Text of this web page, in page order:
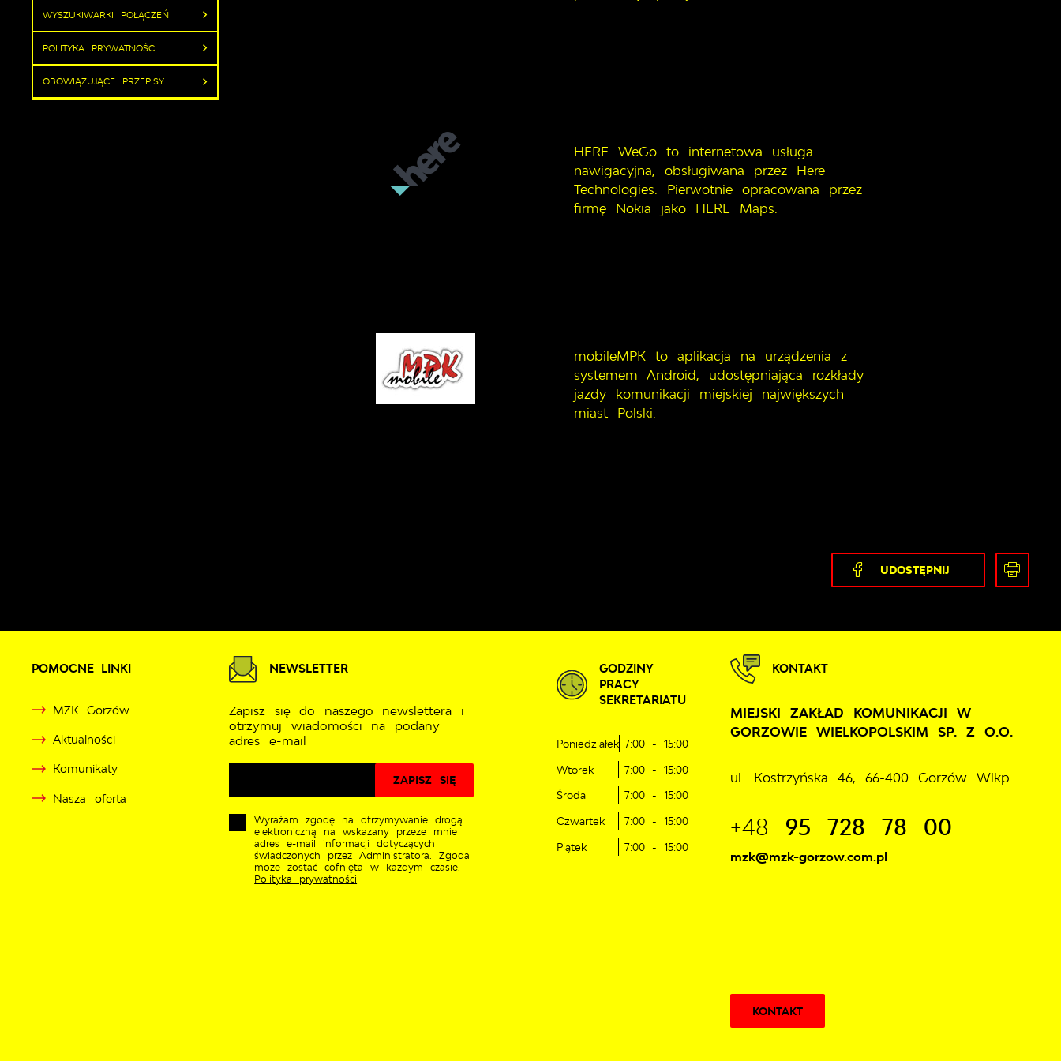
WYSZUKIWARKI POŁĄCZEŃ
POLITYKA PRYWATNOŚCI
OBOWIĄZUJĄCE PRZEPISY
HERE WeGo to internetowa usługa
nawigacyjna, obsługiwana przez Here
Technologies. Pierwotnie opracowana przez
firmę Nokia jako HERE Maps.
mobileMPK to aplikacja na urządzenia z
systemem Android, udostępniająca rozkłady
jazdy komunikacji miejskiej największych
miast Polski.
UDOSTĘPNIJ
POMOCNE LINKI
MZK Gorzów
Aktualności
Komunikaty
Nasza oferta
NEWSLETTER
Zapisz się do naszego newslettera i
otrzymuj wiadomości na podany
adres e-mail
Wyrażam zgodę na otrzymywanie drogą
elektroniczną na wskazany przeze mnie
adres e-mail informacji dotyczących
świadczonych przez Administratora. Zgoda
może zostać cofnięta w każdym czasie.
Polityka prywatności
GODZINY
PRACY
SEKRETARIATU
Poniedziałek 7:00 - 15:00
Wtorek 7:00 - 15:00
Środa 7:00 - 15:00
Czwartek 7:00 - 15:00
Piątek 7:00 - 15:00
KONTAKT
MIEJSKI ZAKŁAD KOMUNIKACJI W
GORZOWIE WIELKOPOLSKIM SP. Z O.O.
ul. Kostrzyńska 46, 66-400 Gorzów Wlkp.
+48 95 728 78 00
mzk@mzk-gorzow.com.pl
KONTAKT